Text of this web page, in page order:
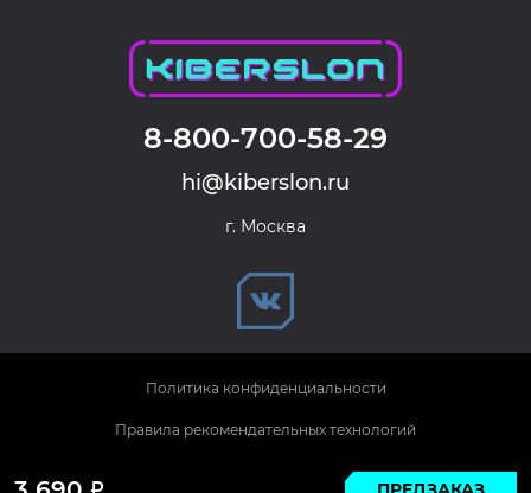
Р
8-800-700-58-29
hi@kiberslon.ru
г. Москва
© 2026 KIBERSLON. Все права защищены.
Политика конфиденциальности
Правила рекомендательных технологий